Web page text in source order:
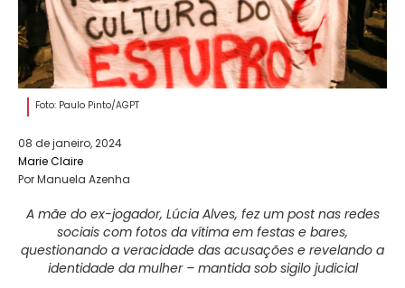
Foto: Paulo Pinto/AGPT
08 de janeiro, 2024
Marie Claire
Por Manuela Azenha
A mãe do ex-jogador, Lúcia Alves, fez um post nas redes
sociais com fotos da vítima em festas e bares,
questionando a veracidade das acusações e revelando a
identidade da mulher – mantida sob sigilo judicial